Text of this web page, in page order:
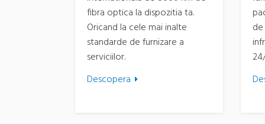
fibra optica la dispozitia ta.
Oricand la cele mai inalte
standarde de furnizare a
serviciilor.
Descopera